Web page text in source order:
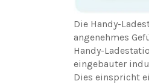
Die Handy-
angenehmes
Handy-
eingebauter
Dies einspricht